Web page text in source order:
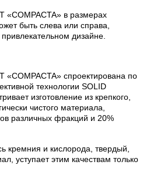
«COMPACTA» в размерах
быть слева или справа,
дизайне.
«COMPACTA» спроектирована по
технологии SOLID
изготовление из крепкого,
чистого материала,
различных фракций и 20%
кремния и кислорода, твердый,
уступает этим качествам только